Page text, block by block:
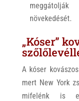
növekedését.
„Kóser”
A kóser
mert New York
mifelénk is